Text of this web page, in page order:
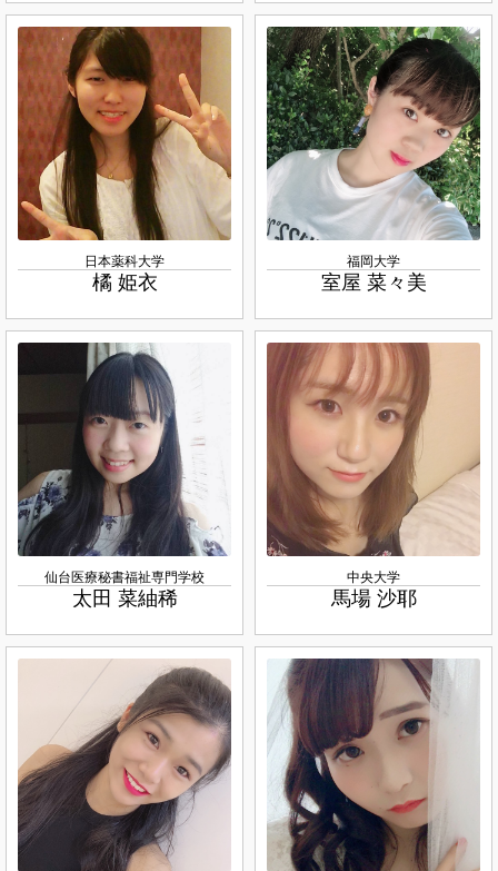
日本薬科大学
橘 姫衣
福岡大学
室屋 菜々美
仙台医療秘書福祉専門学校
太田 菜紬稀
中央大学
馬場 沙耶